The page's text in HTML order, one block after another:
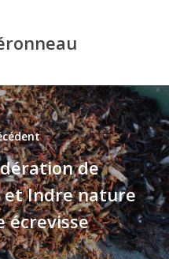
de
et Indre nature
écrevisse